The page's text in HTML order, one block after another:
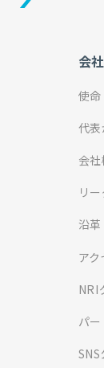
会
使
代
会
リ
沿革
アク
NRI
パ